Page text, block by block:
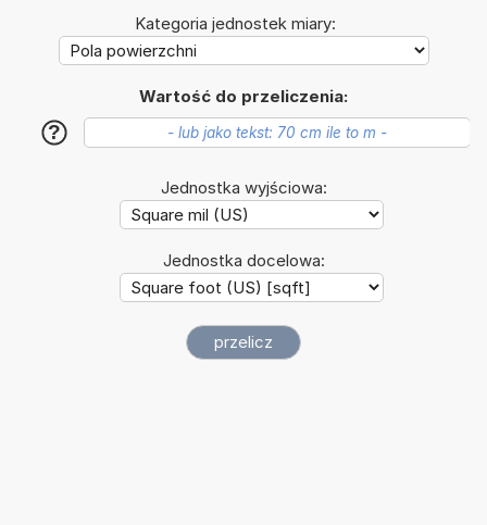
Kategoria jednostek miary:
Wartość do przeliczenia:
?
Jednostka wyjściowa:
Jednostka docelowa: